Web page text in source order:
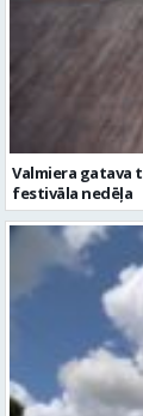
Valmiera
festivāla nedēļa